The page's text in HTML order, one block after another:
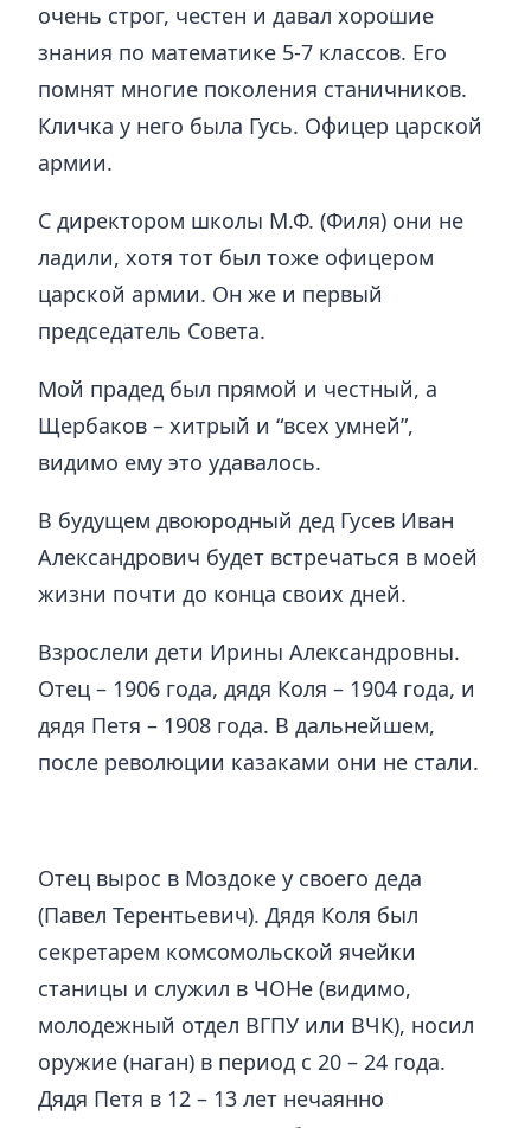
очень строг, честен и давал хорошие
знания по математике 5-7 классов. Его
помнят многие поколения станичников.
Кличка у него была Гусь. Офицер царской
армии.
С директором школы М.Ф. (Филя) они не
ладили, хотя тот был тоже офицером
царской армии. Он же и первый
председатель Совета.
Мой прадед был прямой и честный, а
Щербаков – хитрый и “всех умней”,
видимо ему это удавалось.
В будущем двоюродный дед Гусев Иван
Александрович будет встречаться в моей
жизни почти до конца своих дней.
Взрослели дети Ирины Александровны.
Отец – 1906 года, дядя Коля – 1904 года, и
дядя Петя – 1908 года. В дальнейшем,
после революции казаками они не стали.
Отец вырос в Моздоке у своего деда
(Павел Терентьевич). Дядя Коля был
секретарем комсомольской ячейки
станицы и служил в ЧОНе (видимо,
молодежный отдел ВГПУ или ВЧК), носил
оружие (наган) в период с 20 – 24 года.
Дядя Петя в 12 – 13 лет нечаянно